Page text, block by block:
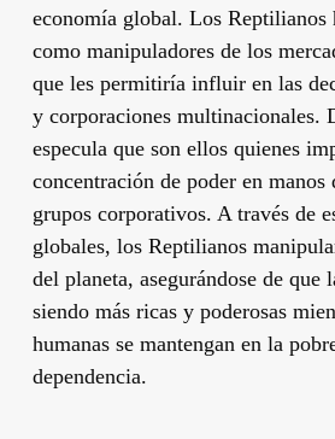
economía global. Los Reptilianos
como manipuladores de los
que les permitiría influir en las
y corporaciones multinacionales.
especula que son ellos quienes
concentración de poder en manos
grupos corporativos. A través de
globales, los Reptilianos
del planeta, asegurándose de que
siendo más ricas y poderosas
humanas se mantengan en la
dependencia.